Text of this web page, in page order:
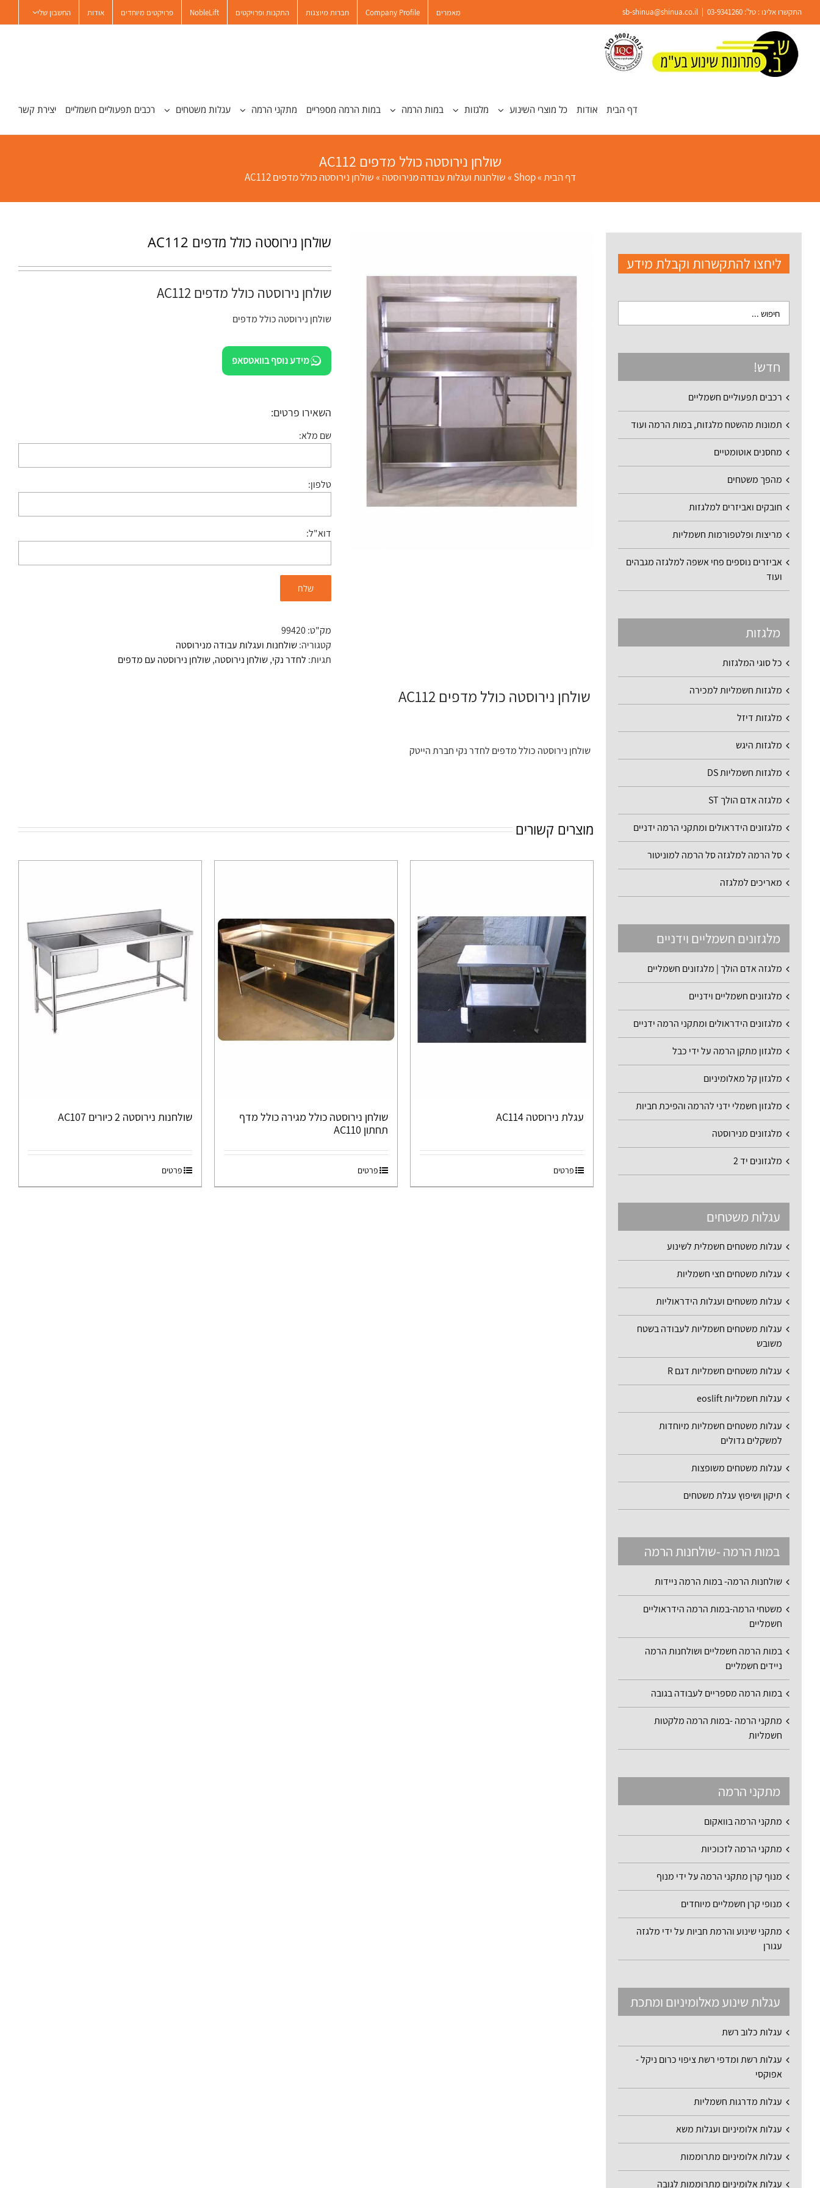
פתח סרגל נגישות
content
התקשרו אלינו : טל': 03-9341260
sb-shinua@shinua.co.il מאמרים Company Profile חברות מיוצגות התקנות ופרויקטים NobleLift פרויקטים מיוחדים אודות החשבון שלי
דף הבית אודות כל מוצרי השינוע מלגזות במות הרמה במות הרמה מספריים מתקני הרמה עגלות משטחים רכבים תפעוליים חשמליים יצירת קשר
שולחן נירוסטה כולל מדפים AC112
דף הבית»
Shop
»שולחנות ועגלות עבודה מנירוסטה »שולחן נירוסטה כולל מדפים AC112
שולחן נירוסטה כולל מדפים AC112
שולחן נירוסטה כולל מדפים AC112
שולחן נירוסטה כולל מדפים
מידע נוסף בוואטסאפ
השאירו פרטים:
שם מלא:
טלפון:
דוא"ל:
מק"ט:99420
קטגוריה:שולחנות ועגלות עבודה מנירוסטה
תגיות: לחדר נקי,שולחן נירוסטה,שולחן נירוסטה עם מדפים
שולחן נירוסטה כולל מדפים AC112
שולחן נירוסטה כולל מדפים לחדר נקי חברת הייטק
מוצרים קשורים
עגלת נירוסטה AC114
פרטים
שולחן נירוסטה כולל מגירה כולל מדף
תחתון AC110
פרטים
שולחנות נירוסטה 2 כיורים AC107
פרטים
ליחצו להתקשרות וקבלת מידע
חדש!
רכבים תפעוליים חשמליים
תמונות מהשטח מלגזות, במות הרמה ועוד
מחסנים אוטומטיים
מהפך משטחים
חובקים ואביזרים למלגזות
מריצות ופלטפורמות חשמליות
אביזרים נוספים פחי אשפה למלגזה מגבהים
ועוד
מלגזות
כל סוגי המלגזות
מלגזות חשמליות למכירה
מלגזות דיזל
מלגזות היגש
מלגזות חשמליות DS
מלגזה אדם הולך ST
מלגזונים הידראולים ומתקני הרמה ידניים
סל הרמה למלגזה סל הרמה למוניטור
מאריכים למלגזה
מלגזונים חשמליים וידניים
מלגזה אדם הולך | מלגזונים חשמליים
מלגזונים חשמליים וידניים
מלגזונים הידראולים ומתקני הרמה ידניים
מלגזון מתקן הרמה על ידי כבל
מלגזון קל מאלומיניום
מלגזון חשמלי ידני להרמה והפיכת חביות
מלגזונים מנירוסטה
מלגזונים יד 2
עגלות משטחים
עגלות משטחים חשמלית לשינוע
עגלות משטחים חצי חשמליות
עגלות משטחים ועגלות הידראוליות
עגלות משטחים חשמליות לעבודה בשטח
משובש
עגלות משטחים חשמליות דגם R
עגלות חשמליות eoslift
עגלות משטחים חשמליות מיוחדות
למשקלים גדולים
עגלות משטחים משופצות
תיקון ושיפוץ עגלת משטחים
במות הרמה -שולחנות הרמה
שולחנות הרמה- במות הרמה ניידות
משטחי הרמה-במות הרמה הידראוליים
חשמליים
במות הרמה חשמליים ושולחנות הרמה
ניידים חשמליים
במות הרמה מספריים לעבודה בגובה
מתקני הרמה -במות הרמה מלקטות
חשמליות
מתקני הרמה
מתקני הרמה בוואקום
מתקני הרמה לזכוכיות
מנוף קרן מתקני הרמה על ידי מנוף
מנופי קרן חשמליים מיוחדים
מתקני שינוע והרמת חביות על ידי מלגזה
עגורן
עגלות שינוע מאלומיניום ומתכת
עגלות כלוב רשת
עגלות רשת ומדפי רשת ציפוי כרום ניקל -
אפוקסי
עגלות מדרגות חשמליות
עגלות אלומיניום ועגלות משא
עגלות אלומיניום מתרוממות
עגלות אלומיניום מתרוממות לגובה